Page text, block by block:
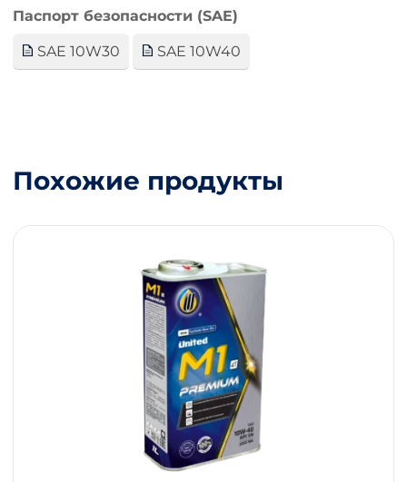
Паспорт безопасности (SAE)
SAE 10W30 SAE 10W40
Похожие продукты